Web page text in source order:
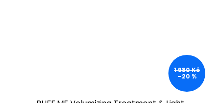
1 980 Kč
–20 %